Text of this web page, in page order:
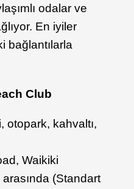
odalar ve
En iyiler
bağlantılarla
Club
otopark, kahvaltı,
Waikiki
(Standart